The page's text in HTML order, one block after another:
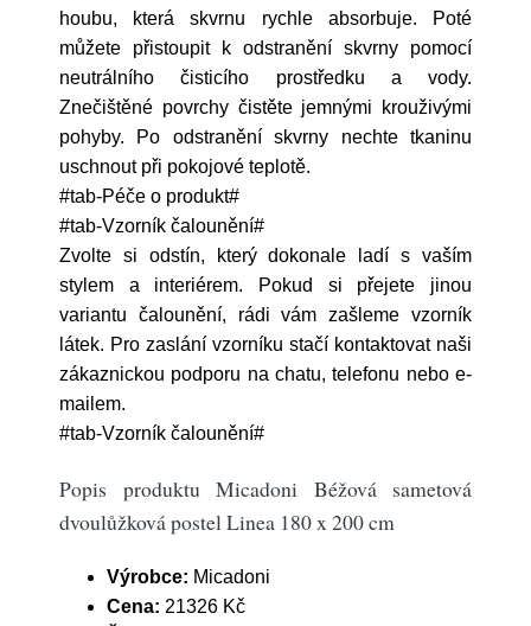
houbu, která skvrnu rychle absorbuje. Poté
můžete přistoupit k odstranění skvrny pomocí
neutrálního čisticího prostředku a vody.
Znečištěné povrchy čistěte jemnými krouživými
pohyby. Po odstranění skvrny nechte tkaninu
uschnout při pokojové teplotě.
#tab-Péče o produkt#
#tab-Vzorník čalounění#
Zvolte si odstín, který dokonale ladí s vaším
stylem a interiérem. Pokud si přejete jinou
variantu čalounění, rádi vám zašleme vzorník
látek. Pro zaslání vzorníku stačí kontaktovat naši
zákaznickou podporu na chatu, telefonu nebo e-
mailem.
#tab-Vzorník čalounění#
Popis produktu Micadoni Béžová sametová
dvoulůžková postel Linea 180 x 200 cm
Výrobce: Micadoni
Cena: 21326 Kč